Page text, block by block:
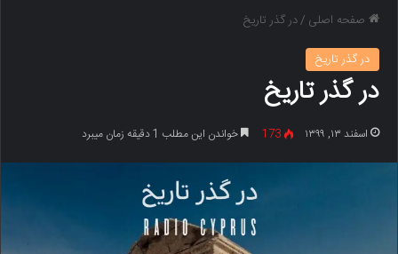
صفحه اصلی /در گذر تاریخ
در گذر تاریخ
در گذر تاریخ
اسفند ۱۳, ۱۳۹۹ 173 خواندن این مطلب 1 دقیقه زمان میبرد